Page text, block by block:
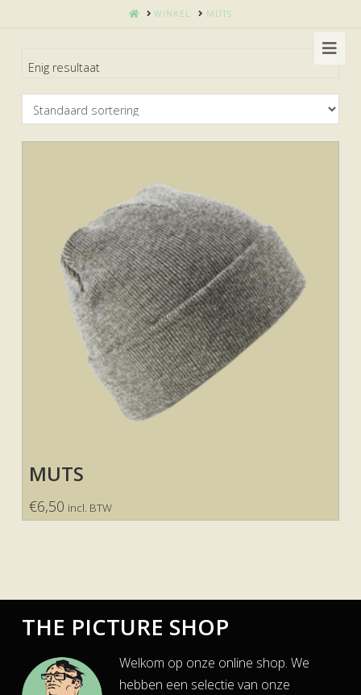
HOMEWINKEL MUTS
Enig resultaat
MUTS
€6,50 incl. BTW
THE PICTURE SHOP
Welkom op onze online shop. We
hebben een selectie van onze